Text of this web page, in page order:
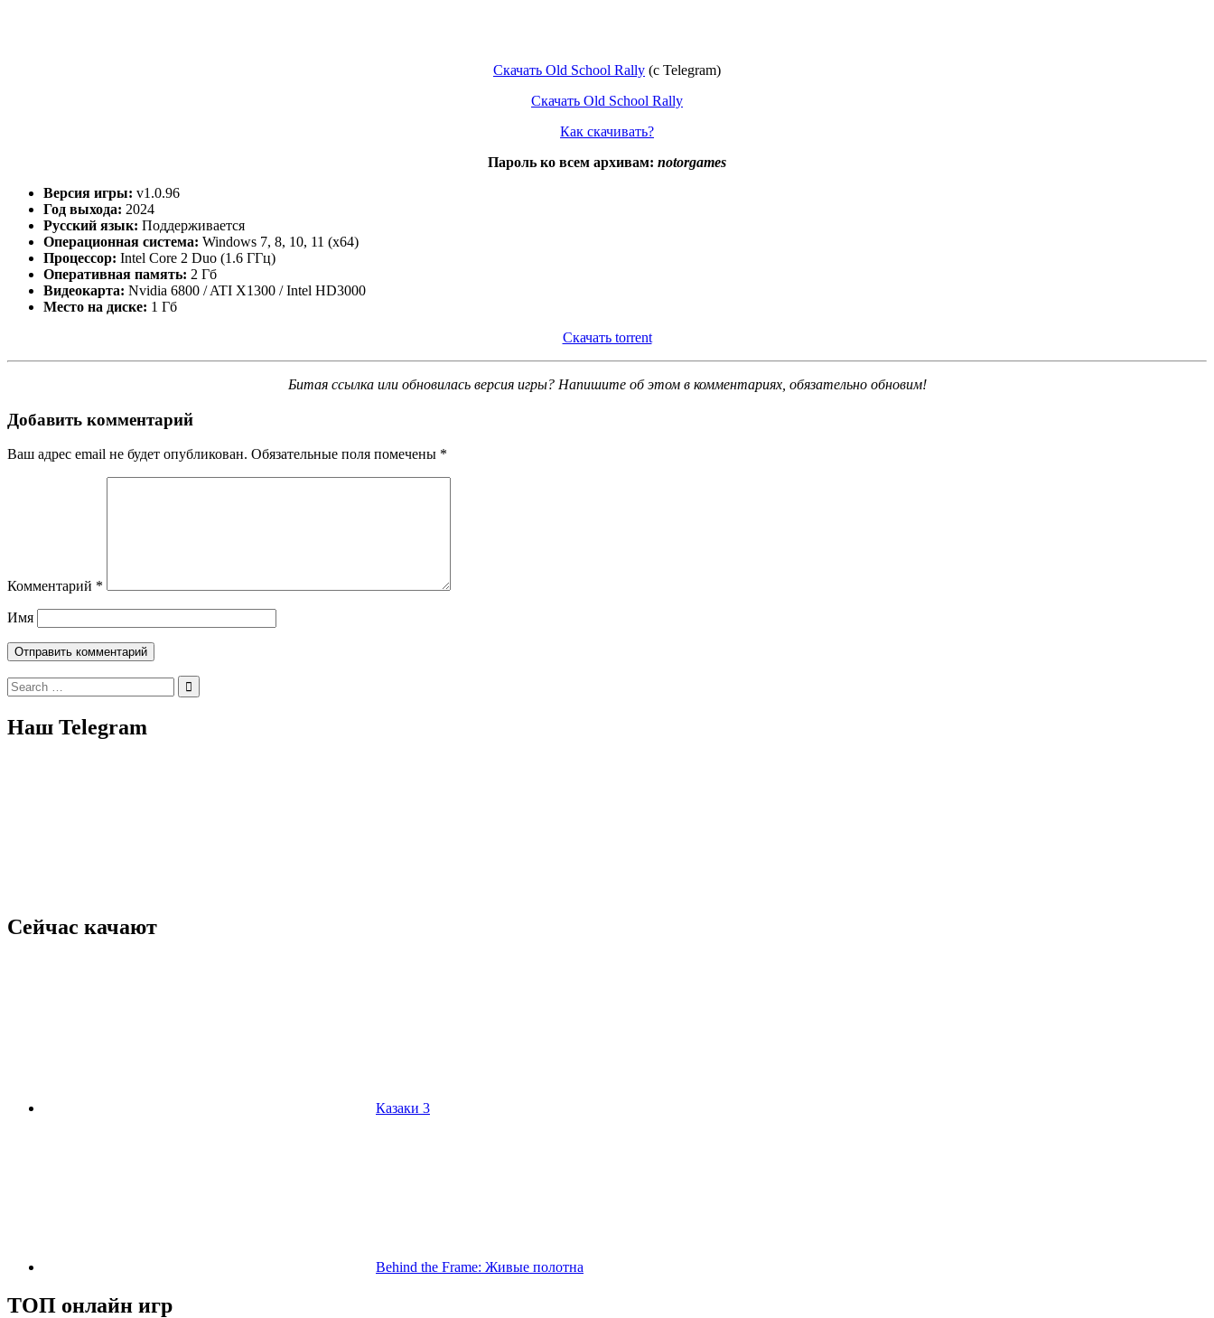
Скачать Old School Rally (с Telegram)
Скачать Old School Rally
Как скачивать?
Пароль ко всем архивам: notorgames
Версия игры: v1.0.96
Год выхода: 2024
Русский язык: Поддерживается
Операционная система: Windows 7, 8, 10, 11 (x64)
Процессор: Intel Core 2 Duo (1.6 ГГц)
Оперативная память: 2 Гб
Видеокарта: Nvidia 6800 / ATI X1300 / Intel HD3000
Место на диске: 1 Гб
Скачать torrent
Битая ссылка или обновилась версия игры? Напишите об этом в комментариях, обязательно обновим!
Добавить комментарий
Ваш адрес email не будет опубликован. Обязательные поля помечены *
Комментарий *
Имя
Search
for:
Наш Telegram
Сейчас качают
Казаки 3
Behind the Frame: Живые полотна
ТОП онлайн игр